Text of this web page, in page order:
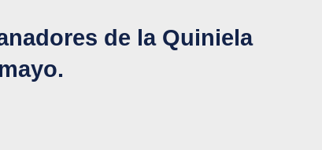
de la Quiniela